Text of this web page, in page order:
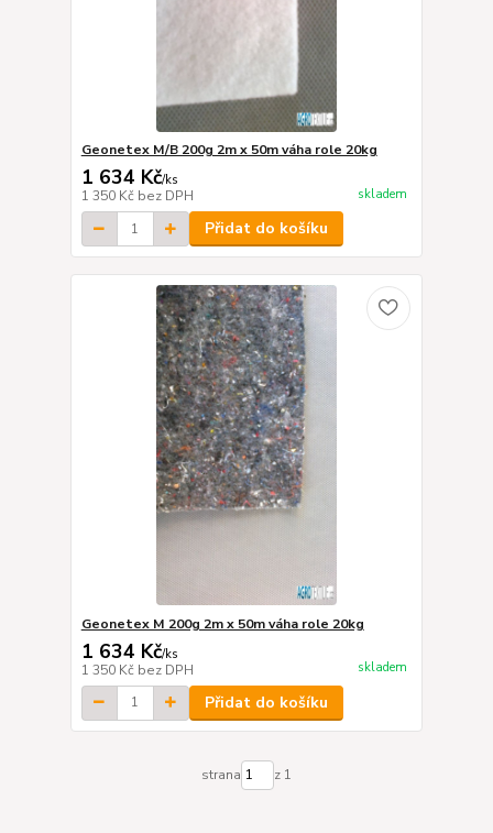
Geonetex M/B 200g 2m x 50m váha role 20kg
1 634 Kč/ks
1 350 Kč bez DPH skladem
Přidat do košíku
Geonetex M 200g 2m x 50m váha role 20kg
1 634 Kč/ks
1 350 Kč bez DPH skladem
Přidat do košíku
strana z 1